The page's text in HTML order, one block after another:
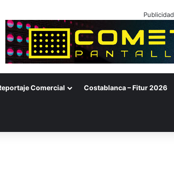
Publicidad
Comercial Costablanca – Fitur 2026